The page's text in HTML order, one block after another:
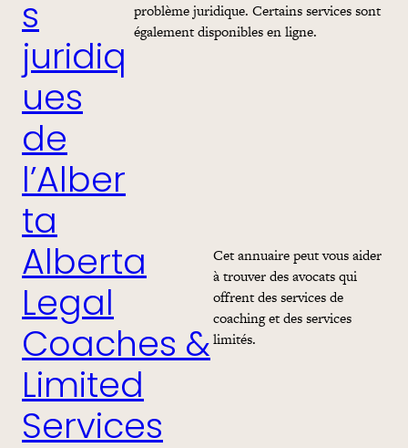
s
juridiq
ues
de
l’Alber
ta
problème juridique. Certains services sont
également disponibles en ligne.
Alberta
Legal
Coaches &
Limited
Services
Cet annuaire peut vous aider
à trouver des avocats qui
offrent des services de
coaching et des services
limités.